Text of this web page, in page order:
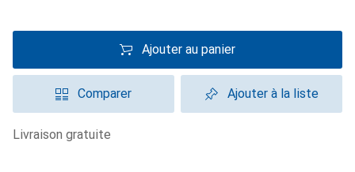
Ajouter au panier
Comparer Ajouter à la liste
livraison gratuite